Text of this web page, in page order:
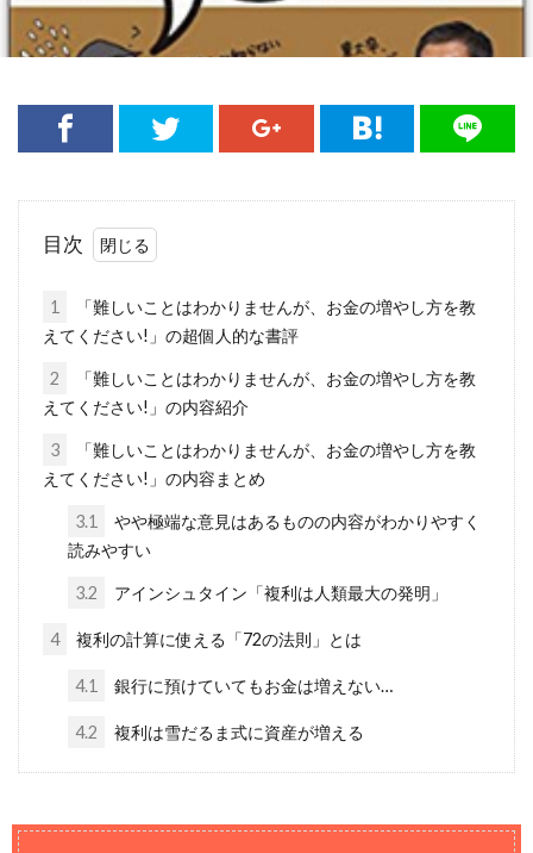
目次
1
「難しいことはわかりませんが、お金の増やし方を教
えてください!」の超個人的な書評
2
「難しいことはわかりませんが、お金の増やし方を教
えてください!」の内容紹介
3
「難しいことはわかりませんが、お金の増やし方を教
えてください!」の内容まとめ
3.1
やや極端な意見はあるものの内容がわかりやすく
読みやすい
3.2 アインシュタイン「複利は人類最大の発明」
4 複利の計算に使える「72の法則」とは
4.1 銀行に預けていてもお金は増えない…
4.2 複利は雪だるま式に資産が増える